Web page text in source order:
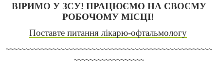
ВІРИМО У ЗСУ! ПРАЦЮЄМО НА СВОЄМУ
РОБОЧОМУ МІСЦІ!
Поставте питання лікарю-офтальмологу
~~~~~~~~~~~~~~~~~~~~~~~~~~~~~~~~~~~~~~~~~~~~~~~~~~~~~
~~~~~~~~~~~~~~~~~~